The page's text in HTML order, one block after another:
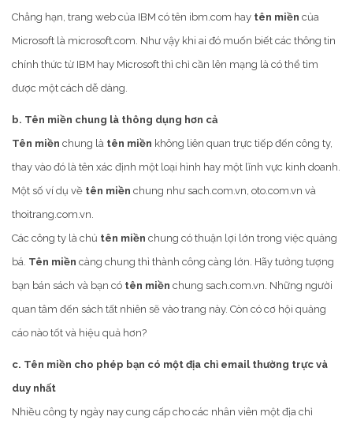
Chẳng hạn, trang web của IBM có tên ibm.com hay tên miền của
Microsoft là microsoft.com. Như vậy khi ai đó muốn biết các thông tin
chính thức từ IBM hay Microsoft thì chỉ cần lên mạng là có thể tìm
được một cách dễ dàng.
b. Tên miền chung là thông dụng hơn cả
Tên miền chung là tên miền không liên quan trực tiếp đến công ty,
thay vào đó là tên xác định một loại hình hay một lĩnh vực kinh doanh.
Một số ví dụ về tên miền chung như sach.com.vn, oto.com.vn và
thoitrang.com.vn.
Các công ty là chủ tên miền chung có thuận lợi lớn trong việc quảng
bá. Tên miền càng chung thì thành công càng lớn. Hãy tưởng tượng
bạn bán sách và bạn có tên miền chung sach.com.vn. Những người
quan tâm đến sách tất nhiên sẽ vào trang này. Còn có cơ hội quảng
cáo nào tốt và hiệu quả hơn?
c. Tên miền cho phép bạn có một địa chỉ email thường trực và
duy nhất
Nhiều công ty ngày nay cung cấp cho các nhân viên một địa chỉ